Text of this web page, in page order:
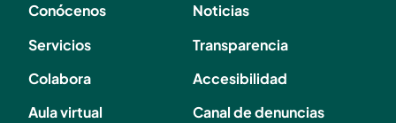
Conócenos
Servicios
Colabora
Aula virtual
Noticias
Transparencia
Accesibilidad
Canal de denuncias